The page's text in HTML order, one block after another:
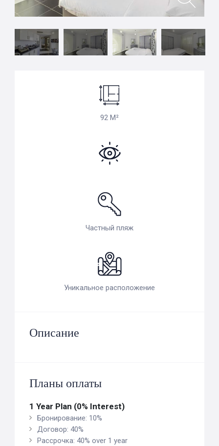
92 M²
Частный пляж
Уникальное расположение
Описание
Планы оплаты
1 Year Plan (0% Interest)
Бронирование: 10%
Договор: 40%
Рассрочка: 40% over 1 year